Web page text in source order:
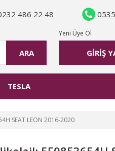
ARA GİRİŞ
Yeni Üye Ol
486 22 48
TESLA
SEAT LEON 2016-2020